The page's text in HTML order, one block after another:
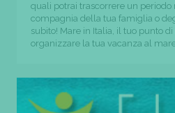
quali potrai trascorrere un periodo
compagnia della tua famiglia o
subito! Mare in Italia, il tuo punto
organizzare la tua vacanza al